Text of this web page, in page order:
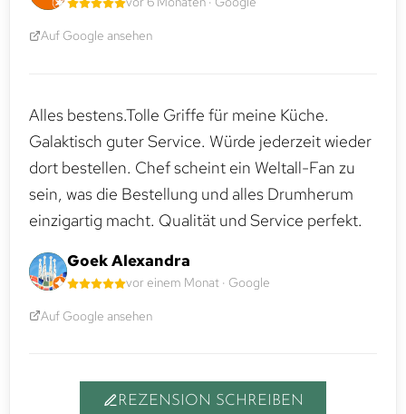
Auf Google ansehen
Alles bestens.Tolle Griffe für meine Küche.
Galaktisch guter Service. Würde jederzeit wieder
dort bestellen. Chef scheint ein Weltall-Fan zu
sein, was die Bestellung und alles Drumherum
einzigartig macht. Qualität und Service perfekt.
Goek Alexandra
vor einem Monat · Google
Auf Google ansehen
REZENSION SCHREIBEN